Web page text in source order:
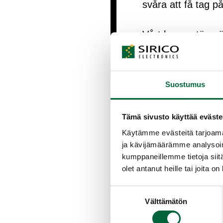
Suostumus
Tämä sivusto käyttää
Käytämme evästeitä
ja kävijämäärämme
kumppaneillemme tietoja
olet antanut heille tai joita
Välttämätön
svåra att få tag
Vårt
uppfyller våra
Vi kan även
hitta den partner
Om de
alternativa